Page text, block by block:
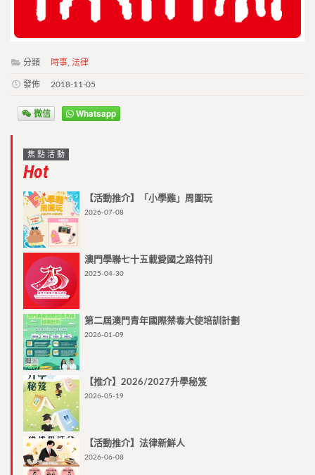
分類 時事 法律
發佈 2018-11-05
微信 Whatsapp
焦點活動
Hot
【活動推介】「小學雞」周圍玩
2026-07-08
澳門學聯七十五載愛國之路特刊
2025-04-30
第二屆澳門青年國際禁毒大使培訓計劃
2026-01-09
【推介】2026/2027升學秘笈
2026-05-19
【活動推介】法律新鮮人
2026-06-08